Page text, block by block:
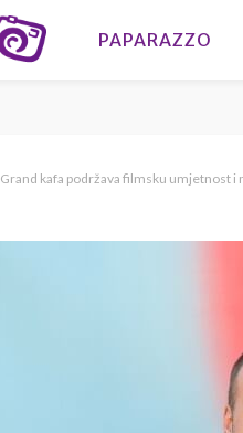
PAPARAZZO
Grand kafa podržava filmsku umjetnost i